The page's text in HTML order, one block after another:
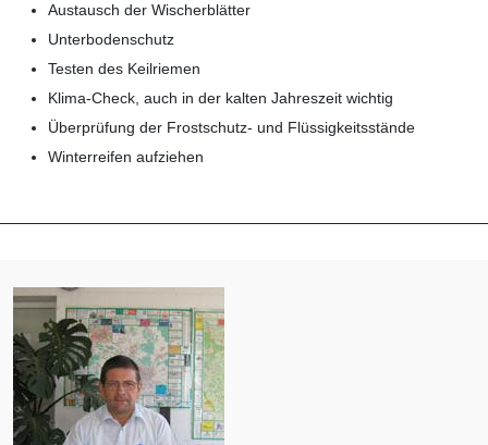
Austausch der Wischerblätter
Unterbodenschutz
Testen des Keilriemen
Klima-Check, auch in der kalten Jahreszeit wichtig
Überprüfung der Frostschutz- und Flüssigkeitsstände
Winterreifen aufziehen